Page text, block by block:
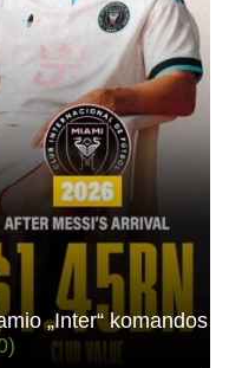
„Inter“ komandos